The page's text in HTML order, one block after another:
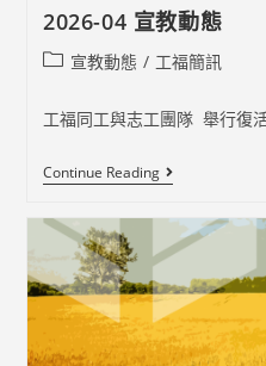
2026-04 宣教動態
Post宣教動態 / 工福簡訊
工福同工與志工團隊 舉行復
Continue Reading2026-
04
教
動
態